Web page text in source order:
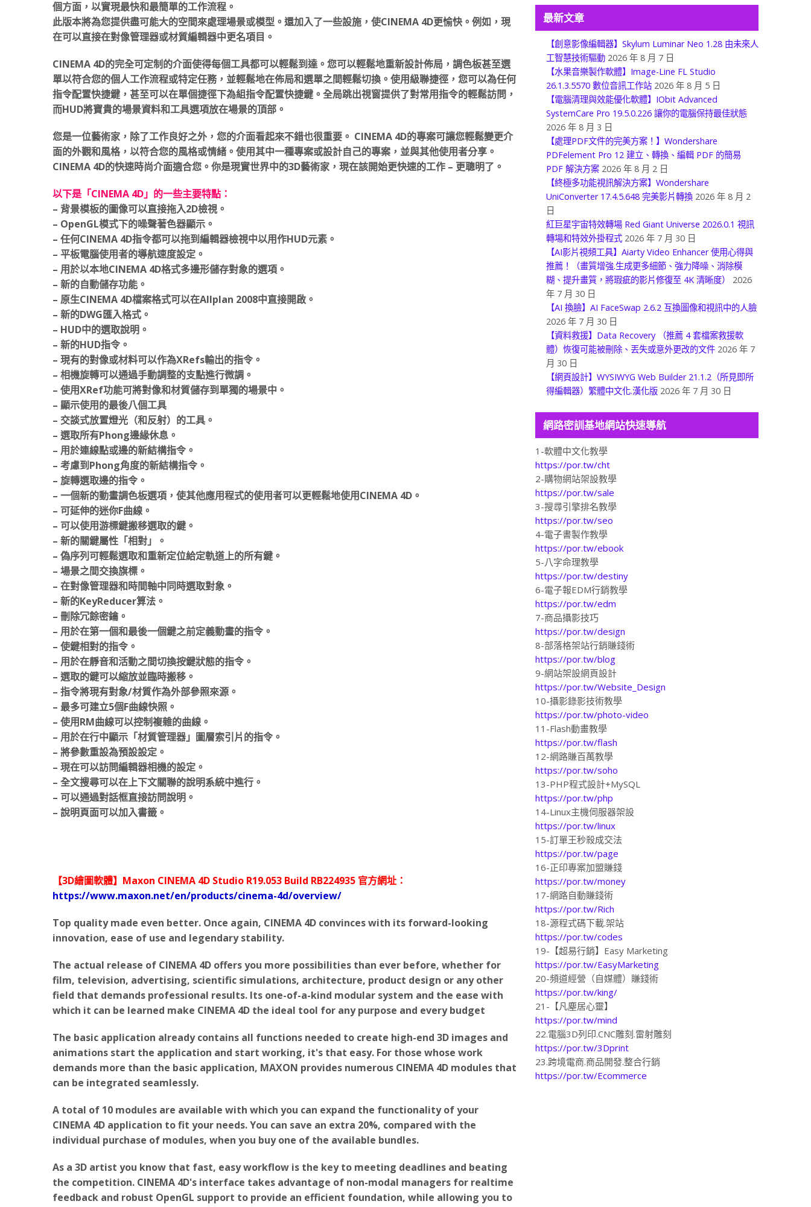
個方面，以實現最快和最簡單的工作流程。
此版本將為您提供盡可能大的空間來處理場景或模型。還加入了一些設施，使CINEMA 4D更愉快。例如，現
在可以直接在對像管理器或材質編輯器中更名項目。
CINEMA 4D的完全可定制的介面使得每個工具都可以輕鬆到達。您可以輕鬆地重新設計佈局，調色板甚至選
單以符合您的個人工作流程或特定任務，並輕鬆地在佈局和選單之間輕鬆切換。使用級聯捷徑，您可以為任何
指令配置快捷鍵，甚至可以在單個捷徑下為組指令配置快捷鍵。全局跳出視窗提供了對常用指令的輕鬆訪問，
而HUD將寶貴的場景資料和工具選項放在場景的頂部。
您是一位藝術家，除了工作良好之外，您的介面看起來不錯也很重要。 CINEMA 4D的專案可讓您輕鬆變更介
面的外觀和風格，以符合您的風格或情緒。使用其中一種專案或設計自己的專案，並與其他使用者分享。
CINEMA 4D的快速時尚介面適合您。你是現實世界中的3D藝術家，現在該開始更快速的工作 – 更聰明了。
以下是「CINEMA 4D」的一些主要特點：
– 背景模板的圖像可以直接拖入2D檢視。
– OpenGL模式下的噪聲著色器顯示。
– 任何CINEMA 4D指令都可以拖到編輯器檢視中以用作HUD元素。
– 平板電腦使用者的導航速度設定。
– 用於以本地CINEMA 4D格式多邊形儲存對象的選項。
– 新的自動儲存功能。
– 原生CINEMA 4D檔案格式可以在Allplan 2008中直接開啟。
– 新的DWG匯入格式。
– HUD中的選取說明。
– 新的HUD指令。
– 現有的對像或材料可以作為XRefs輸出的指令。
– 相機旋轉可以通過手動調整的支點進行微調。
– 使用XRef功能可將對像和材質儲存到單獨的場景中。
– 顯示使用的最後八個工具
– 交談式放置燈光（和反射）的工具。
– 選取所有Phong邊緣休息。
– 用於連線點或邊的新結構指令。
– 考慮到Phong角度的新結構指令。
– 旋轉選取邊的指令。
– 一個新的動畫調色板選項，使其他應用程式的使用者可以更輕鬆地使用CINEMA 4D。
– 可延伸的迷你F曲線。
– 可以使用游標鍵搬移選取的鍵。
– 新的關鍵屬性「相對」。
– 偽序列可輕鬆選取和重新定位給定軌道上的所有鍵。
– 場景之間交換旗標。
– 在對像管理器和時間軸中同時選取對象。
– 新的KeyReducer算法。
– 刪除冗餘密鑰。
– 用於在第一個和最後一個鍵之前定義動畫的指令。
– 使鍵相對的指令。
– 用於在靜音和活動之間切換按鍵狀態的指令。
– 選取的鍵可以縮放並臨時搬移。
– 指令將現有對象/材質作為外部參照來源。
– 最多可建立5個F曲線快照。
– 使用RM曲線可以控制複雜的曲線。
– 用於在行中顯示「材質管理器」圖層索引片的指令。
– 將參數重設為預設設定。
– 現在可以訪問編輯器相機的設定。
– 全文搜尋可以在上下文關聯的說明系統中進行。
– 可以通過對話框直接訪問說明。
– 說明頁面可以加入書籤。
【3D繪圖軟體】Maxon CINEMA 4D Studio R19.053 Build RB224935 官方網址：
https://www.maxon.net/en/products/cinema-4d/overview/
Top quality made even better. Once again, CINEMA 4D convinces with its forward-looking
innovation, ease of use and legendary stability.
The actual release of CINEMA 4D offers you more possibilities than ever before, whether for
film, television, advertising, scientific simulations, architecture, product design or any other
field that demands professional results. Its one-of-a-kind modular system and the ease with
which it can be learned make CINEMA 4D the ideal tool for any purpose and every budget
The basic application already contains all functions needed to create high-end 3D images and
animations start the application and start working, it's that easy. For those whose work
demands more than the basic application, MAXON provides numerous CINEMA 4D modules that
can be integrated seamlessly.
A total of 10 modules are available with which you can expand the functionality of your
CINEMA 4D application to fit your needs. You can save an extra 20%, compared with the
individual purchase of modules, when you buy one of the available bundles.
As a 3D artist you know that fast, easy workflow is the key to meeting deadlines and beating
the competition. CINEMA 4D's interface takes advantage of non-modal managers for realtime
feedback and robust OpenGL support to provide an efficient foundation, while allowing you to
最新文章
【創意影像編輯器】Skylum Luminar Neo 1.28 由未來人
工智慧技術驅動 2026 年 8 月 7 日
【水果音樂製作軟體】Image-Line FL Studio
26.1.3.5570 數位音訊工作站 2026 年 8 月 5 日
【電腦清理與效能優化軟體】IObit Advanced
SystemCare Pro 19.5.0.226 讓你的電腦保持最佳狀態
2026 年 8 月 3 日
【處理PDF文件的完美方案！】Wondershare
PDFelement Pro 12 建立、轉換、編輯 PDF 的簡易
PDF 解決方案 2026 年 8 月 2 日
【終極多功能視訊解決方案】Wondershare
UniConverter 17.4.5.648 完美影片轉換 2026 年 8 月 2
日
紅巨星宇宙特效轉場 Red Giant Universe 2026.0.1 視訊
轉場和特效外掛程式 2026 年 7 月 30 日
【AI影片視頻工具】Aiarty Video Enhancer 使用心得與
推薦！（畫質增強.生成更多細節、強力降噪、消除模
糊、提升畫質，將瑕疵的影片修復至 4K 清晰度）
2026
年 7 月 30 日
【AI 換臉】AI FaceSwap 2.6.2 互換圖像和視訊中的人臉
2026 年 7 月 30 日
【資料救援】Data Recovery （推薦 4 套檔案救援軟
體）恢復可能被刪除、丟失或意外更改的文件 2026 年 7
月 30 日
【網頁設計】WYSIWYG Web Builder 21.1.2（所見即所
得編輯器）繁體中文化.漢化版 2026 年 7 月 30 日
網路密訓基地網站快速導航
1-軟體中文化教學
https://por.tw/cht
2-購物網站架設教學
https://por.tw/sale
3-搜尋引擎排名教學
https://por.tw/seo
4-電子書製作教學
https://por.tw/ebook
5-八字命理教學
https://por.tw/destiny
6-電子報EDM行銷教學
https://por.tw/edm
7-商品攝影技巧
https://por.tw/design
8-部落格架站行銷賺錢術
https://por.tw/blog
9-網站架設網頁設計
https://por.tw/Website_Design
10-攝影錄影技術教學
https://por.tw/photo-video
11-Flash動畫教學
https://por.tw/flash
12-網路賺百萬教學
https://por.tw/soho
13-PHP程式設計+MySQL
https://por.tw/php
14-Linux主機伺服器架設
https://por.tw/linux
15-訂單王秒殺成交法
https://por.tw/page
16-正印專案加盟賺錢
https://por.tw/money
17-網路自動賺錢術
https://por.tw/Rich
18-源程式碼下載.架站
https://por.tw/codes
19-【超易行銷】Easy Marketing
https://por.tw/EasyMarketing
20-頻道經營（自媒體）賺錢術
https://por.tw/king/
21-【凡塵居心靈】
https://por.tw/mind
22.電腦3D列印.CNC雕刻.雷射雕刻
https://por.tw/3Dprint
23.跨境電商.商品開發.整合行銷
https://por.tw/Ecommerce